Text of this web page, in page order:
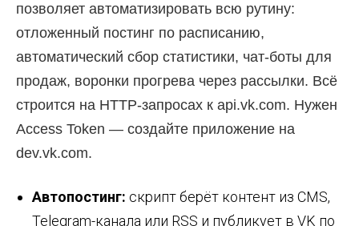
позволяет автоматизировать всю рутину:
отложенный постинг по расписанию,
автоматический сбор статистики, чат-боты для
продаж, воронки прогрева через рассылки. Всё
строится на HTTP-запросах к api.vk.com. Нужен
Access Token — создайте приложение на
dev.vk.com.
Автопостинг: скрипт берёт контент из CMS,
Telegram-канала или RSS и публикует в VK по